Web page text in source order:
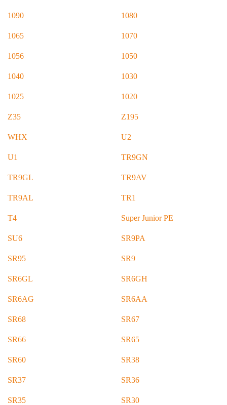
1090 1080
1065 1070
1056 1050
1040 1030
1025 1020
Z35 Z195
WHX U2
U1 TR9GN
TR9GL TR9AV
TR9AL TR1
T4 Super Junior PE
SU6 SR9PA
SR95 SR9
SR6GL SR6GH
SR6AG SR6AA
SR68 SR67
SR66 SR65
SR60 SR38
SR37 SR36
SR35 SR30